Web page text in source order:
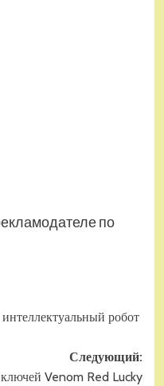
по
робот
Следующий:
Venom Red Lucky